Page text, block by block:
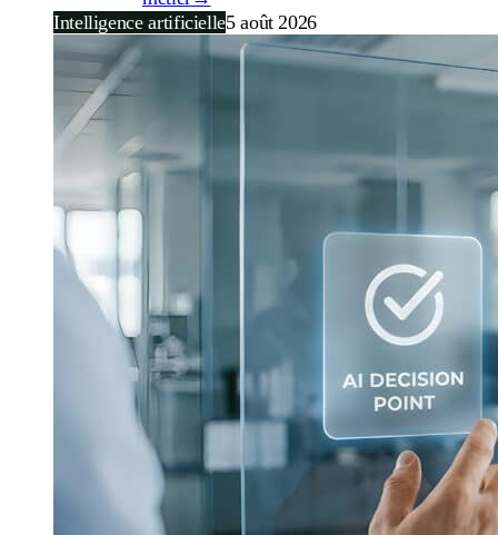
Intelligence artificielle5 août 2026